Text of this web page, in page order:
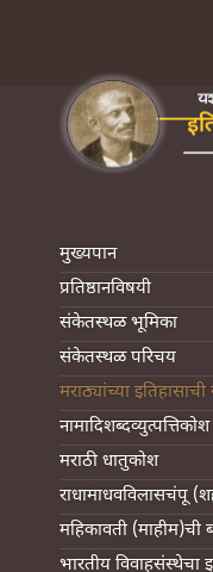
मुख्यपान
प्रतिष्ठानविषयी
संकेतस्थळ भूमिका
संकेतस्थळ परिचय
मराठ्यांच्या
नामादिशब्दव्युत्पत्तिकोश
मराठी धातुकोश
राधामाधवविलासचंपू
महिकावती (माहीम)ची
भारतीय विवाहसंस्थेचा